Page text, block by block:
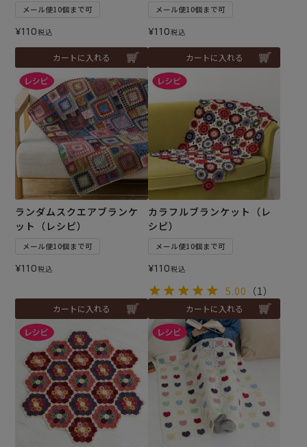
メール便10個まで可
¥110税込
カートに入れる
メール便10個まで可
¥110税込
カートに入れる
ランダムスクエアブランケ
ット（レシピ）
メール便10個まで可
¥110税込
カートに入れる
カラフルブランケット（レ
シピ）
メール便10個まで可
¥110税込
5.00 （1）
カートに入れる